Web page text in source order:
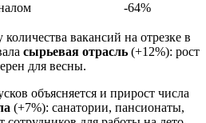
-64%
вакансий на отрезке в
сырьевая отрасль (+12%): рост
для весны.
объясняется и прирост числа
(+7%): санатории, пансионаты,